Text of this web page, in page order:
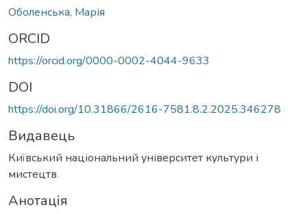
Оболенська, Марія
ORCID
https://orcid.org/0000-0002-4044-9633
DOI
https://doi.org/10.31866/2616-7581.8.2.2025.346278
Видавець
Київський національний університет культури і
мистецтв
Анотація